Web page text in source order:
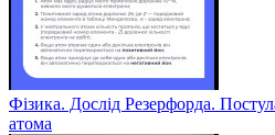
Фізика. Дослід Резерфорда.
атома